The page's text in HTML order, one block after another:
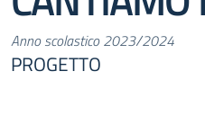
Anno scolastico 2023/2024
PROGETTO